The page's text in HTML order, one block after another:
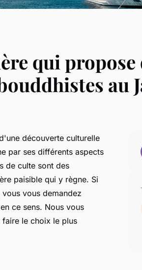
qui propose
au
découverte culturelle
par ses différents aspects
de culte sont des
paisible qui y règne. Si
vous demandez
ce sens. Nous vous
le choix le plus